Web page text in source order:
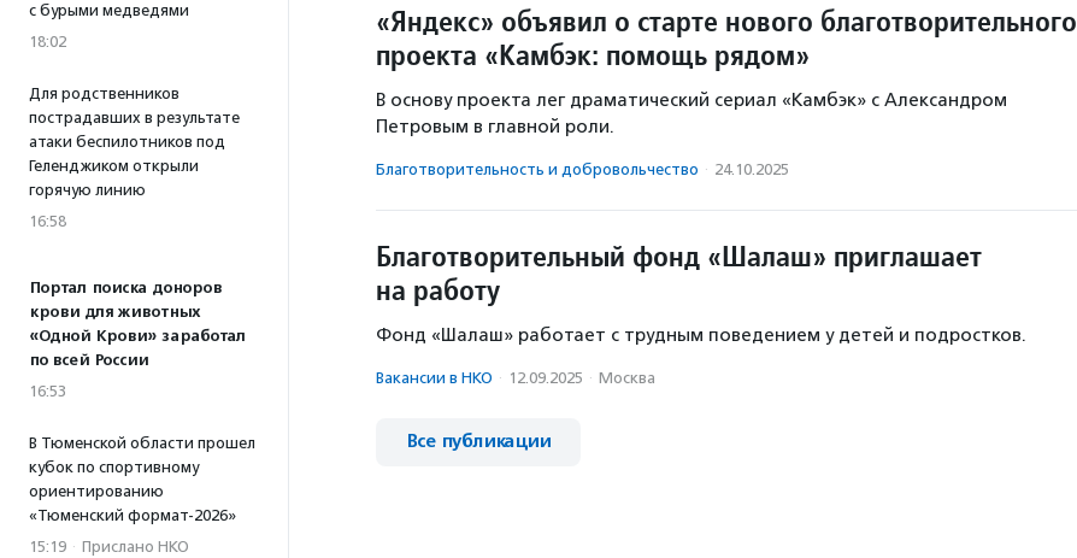
с бурыми медведями
18:02
Для родственников
пострадавших в результате
атаки беспилотников под
Геленджиком открыли
горячую линию
16:58
Портал поиска доноров
крови для животных
«Одной Крови» заработал
по всей России
16:53
В Тюменской области прошел
кубок по спортивному
ориентированию
«Тюменский формат-2026»
15:19 · Прислано НКО
«Яндекс» объявил о старте нового благотворительного
проекта «Камбэк: помощь рядом»
В основу проекта лег драматический сериал «Камбэк» с Александром
Петровым в главной роли.
Благотвори­тель­ность и доброволь­чест­во · 24.10.2025
Благотворительный фонд «Шалаш» приглашает
на работу
Фонд «Шалаш» работает с трудным поведением у детей и подростков.
Вакансии в НКО · 12.09.2025 · Москва
Все публикации